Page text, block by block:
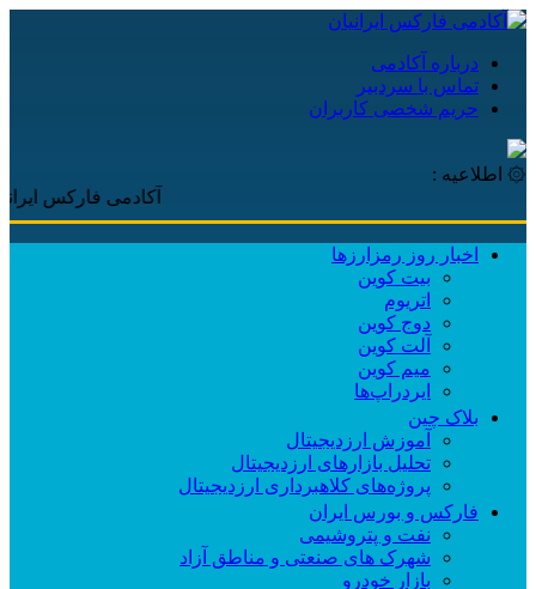
درباره آکادمی
تماس با سردبیر
حریم شخصی کاربران
۞ اطلاعیه :
آکادمی فارکس ایرانیان،
اخبار روز رمزارزها
بیت کوین
اتریوم
دوج کوین
آلت کوین
میم کوین‌
ایردراپ‌ها
بلاک چین
آموزش ارزدیجیتال
تحلیل بازارهای ارزدیجیتال
پروژه‌های کلاهبرداری ارزدیجیتال
فارکس و بورس ایران
نفت و پتروشیمی
شهرک های صنعتی و مناطق آزاد
بازار خودرو